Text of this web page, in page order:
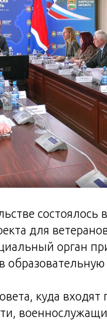
состоялось
для
орган
куда входят